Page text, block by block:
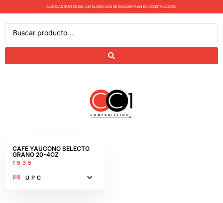
ALGUNAS PARTES DEL CATÁLOGO AÚN SE ENCUENTRAN EN CONSTRUCCIÓN.
CAFE YAUCONO SELECTO
GRANO 20-4OZ
1535
UPC